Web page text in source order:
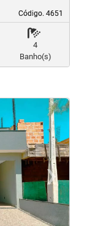
Código. 4651
Código. 4651
4
Banho(s)
›